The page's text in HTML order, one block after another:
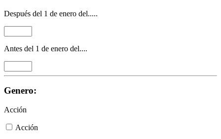
Después del 1 de enero del.....
Antes del 1 de enero del....
Genero:
Acción
Acción